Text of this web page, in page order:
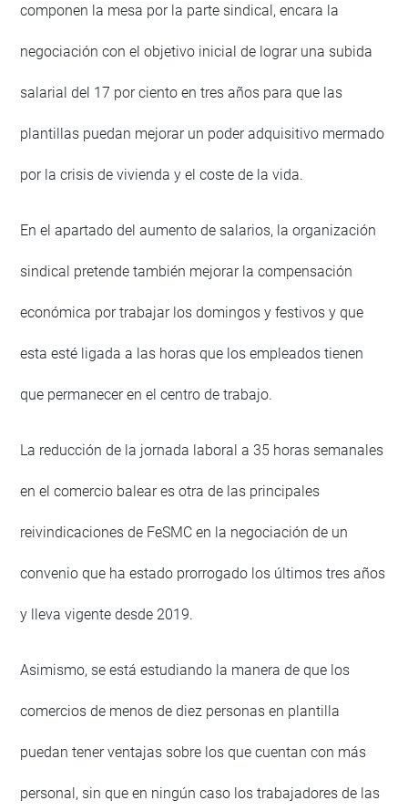
componen la mesa por la parte sindical, encara la
negociación con el objetivo inicial de lograr una subida
salarial del 17 por ciento en tres años para que las
plantillas puedan mejorar un poder adquisitivo mermado
por la crisis de vivienda y el coste de la vida.
En el apartado del aumento de salarios, la organización
sindical pretende también mejorar la compensación
económica por trabajar los domingos y festivos y que
esta esté ligada a las horas que los empleados tienen
que permanecer en el centro de trabajo.
La reducción de la jornada laboral a 35 horas semanales
en el comercio balear es otra de las principales
reivindicaciones de FeSMC en la negociación de un
convenio que ha estado prorrogado los últimos tres años
y lleva vigente desde 2019.
Asimismo, se está estudiando la manera de que los
comercios de menos de diez personas en plantilla
puedan tener ventajas sobre los que cuentan con más
personal, sin que en ningún caso los trabajadores de las